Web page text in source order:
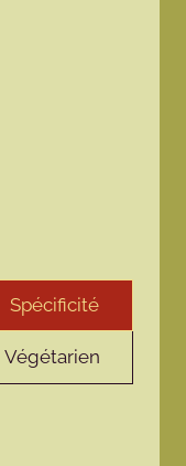
Spécificité
Végétarien